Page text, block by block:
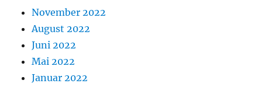
November 2022
August 2022
Juni 2022
Mai 2022
Januar 2022